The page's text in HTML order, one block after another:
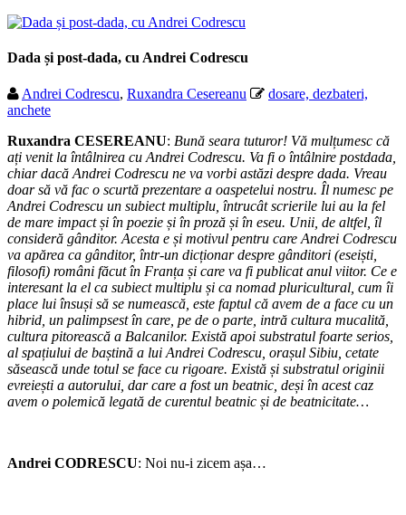
Dada și post-dada, cu Andrei Codrescu
Andrei Codrescu, Ruxandra Cesereanu
dosare, dezbateri,
anchete
Ruxandra CESEREANU: Bună seara tuturor! Vă mulțumesc că
ați venit la întâlnirea cu Andrei Codrescu. Va fi o întâlnire postdada,
chiar dacă Andrei Codrescu ne va vorbi astăzi despre dada. Vreau
doar să vă fac o scurtă prezentare a oaspetelui nostru. Îl numesc pe
Andrei Codrescu un subiect multiplu, întrucât scrierile lui au la fel
de mare impact și în poezie și în proză și în eseu. Unii, de altfel, îl
consideră gânditor. Acesta e și motivul pentru care Andrei Codrescu
va apărea ca gânditor, într-un dicționar despre gânditori (eseiști,
filosofi) români făcut în Franța și care va fi publicat anul viitor. Ce e
interesant la el ca subiect multiplu și ca nomad pluricultural, cum îi
place lui însuși să se numească, este faptul că avem de a face cu un
hibrid, un palimpsest în care, pe de o parte, intră cultura mucalită,
cultura pitorească a Balcanilor. Există apoi substratul foarte serios,
al spațiului de baștină a lui Andrei Codrescu, orașul Sibiu, cetate
săsească unde totul se face cu rigoare. Există și substratul originii
evreiești a autorului, dar care a fost un beatnic, deși în acest caz
avem o polemică legată de curentul beatnic și de beatnicitate…
Andrei CODRESCU: Noi nu-i zicem așa…